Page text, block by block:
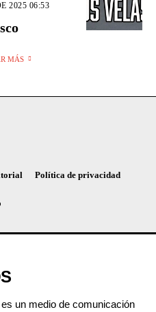
2025 06:53
MÁS
Política de privacidad
un medio de comunicación